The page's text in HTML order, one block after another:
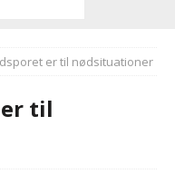
er til nødsituationer
til